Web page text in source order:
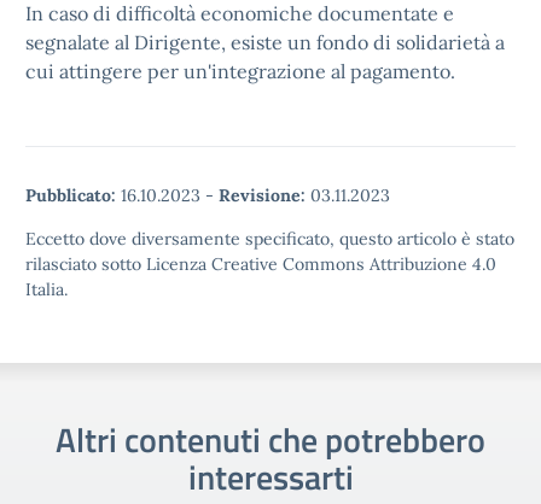
In caso di difficoltà economiche documentate e
segnalate al Dirigente, esiste un fondo di solidarietà a
cui attingere per un'integrazione al pagamento.
Pubblicato: 16.10.2023 - Revisione: 03.11.2023
Eccetto dove diversamente specificato, questo articolo è stato
rilasciato sotto Licenza Creative Commons Attribuzione 4.0
Italia.
Altri contenuti che potrebbero
interessarti